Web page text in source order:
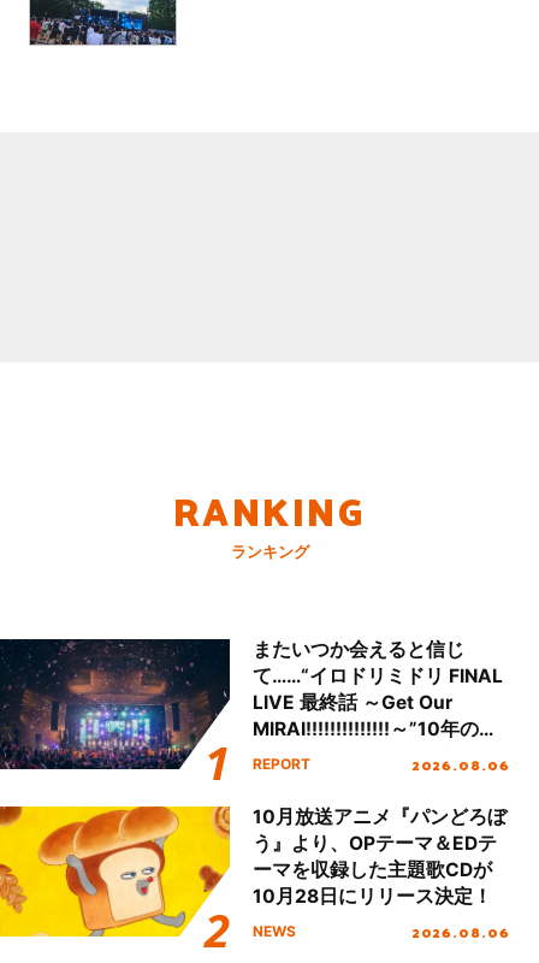
RANKING
ランキング
またいつか会えると信じ
て……“イロドリミドリ FINAL
LIVE 最終話 ～Get Our
MIRAI!!!!!!!!!!!!!!～”10年の活
動を経てファイナルを迎える
REPORT 2026.08.06
10月放送アニメ『パンどろぼ
う』より、OPテーマ＆EDテ
ーマを収録した主題歌CDが
10月28日にリリース決定！
NEWS 2026.08.06